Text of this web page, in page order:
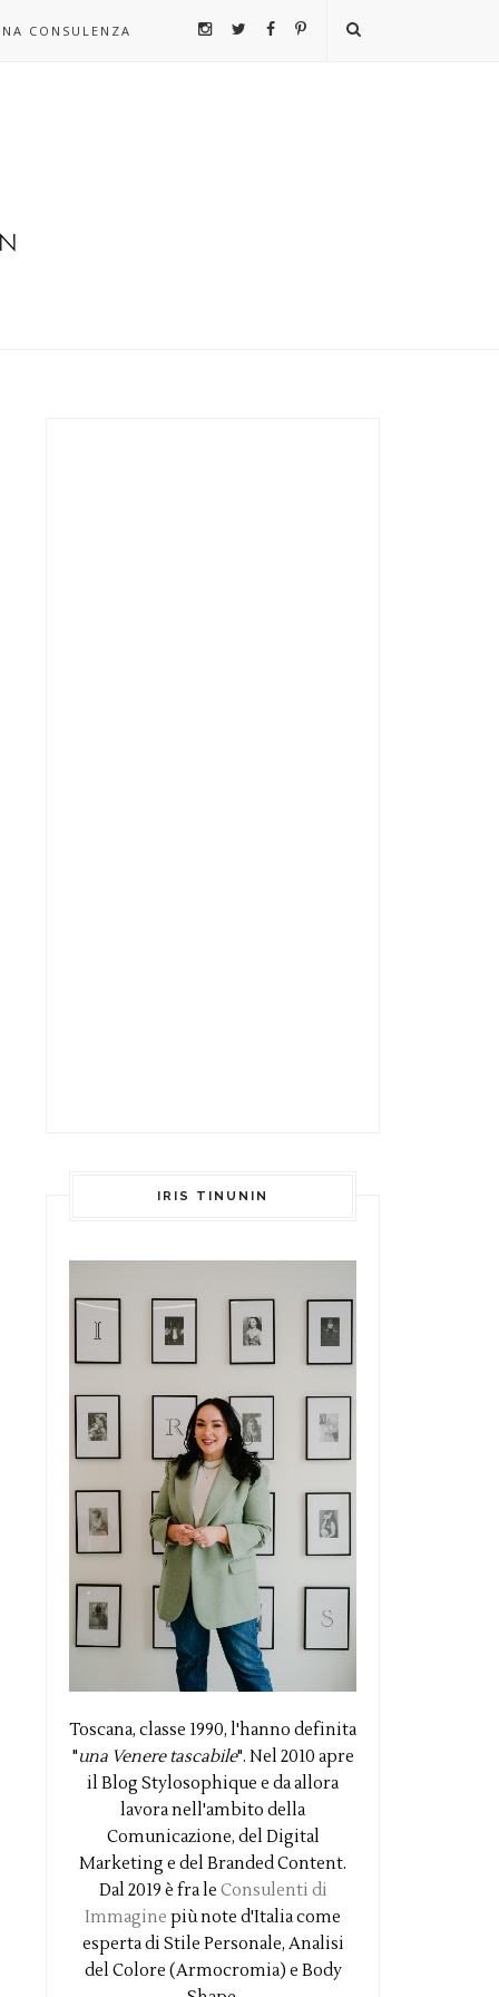
CONSULENZA
IRIS TINUNIN
Toscana, classe 1990, l'hanno definita
"una Venere tascabile". Nel 2010 apre
il Blog Stylosophique e da allora
lavora nell'ambito della
Comunicazione, del Digital
Marketing e del Branded Content.
Dal 2019 è fra le Consulenti di
Immagine più note d'Italia come
esperta di Stile Personale, Analisi
del Colore (Armocromia) e Body